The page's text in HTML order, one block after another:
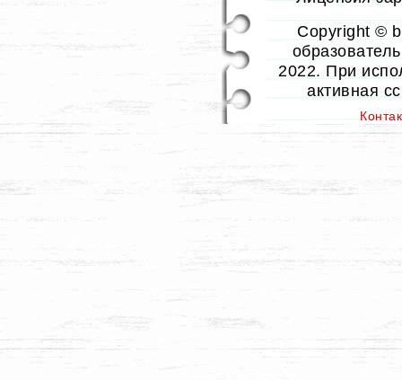
Copyright ©
2022. При
активная